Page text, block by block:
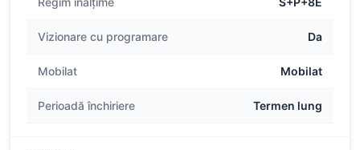
Vizionare cu programare Da
Mobilat Mobilat
Perioadă închiriere Termen lung